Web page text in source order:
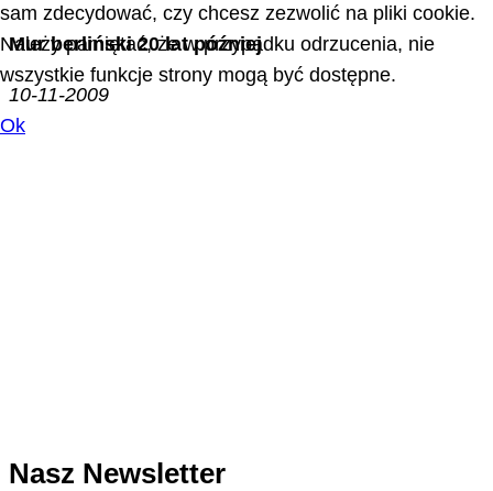
Mur berliński 20 lat później
10-11-2009
Nasz Newsletter
sam zdecydować, czy chcesz zezwolić na pliki cookie.
Należy pamiętać, że w przypadku odrzucenia, nie
wszystkie funkcje strony mogą być dostępne.
Ok